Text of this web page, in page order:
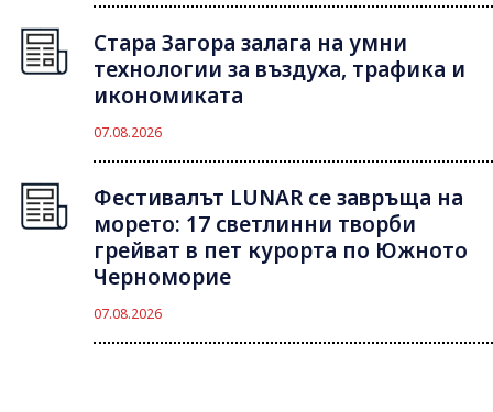
Стара Загора залага на умни
технологии за въздуха, трафика и
икономиката
07.08.2026
Фестивалът LUNAR се завръща на
морето: 17 светлинни творби
грейват в пет курорта по Южното
Черноморие
07.08.2026